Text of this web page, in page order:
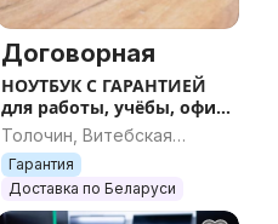
Договорная
НОУТБУК С ГАРАНТИЕЙ
для работы, учёбы, офиса
и игр
Толочин, Витебская
область
Гарантия
Доставка по Беларуси